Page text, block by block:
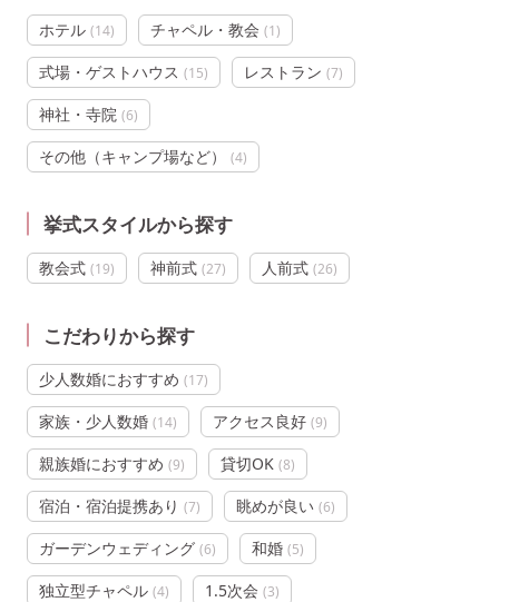
ホテル (14) チャペル・教会 (1)
式場・ゲストハウス (15) レストラン (7)
神社・寺院 (6)
その他（キャンプ場など） (4)
挙式スタイルから探す
教会式 (19) 神前式 (27) 人前式 (26)
こだわりから探す
少人数婚におすすめ (17)
家族・少人数婚 (14) アクセス良好 (9)
親族婚におすすめ (9) 貸切OK (8)
宿泊・宿泊提携あり (7) 眺めが良い (6)
ガーデンウェディング (6) 和婚 (5)
独立型チャペル (4) 1.5次会 (3)